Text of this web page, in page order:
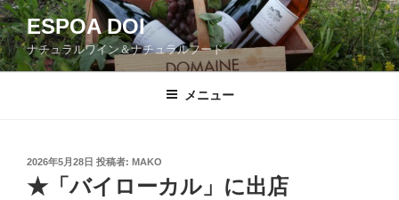
コ
ン
テ
ン
ESPOA DOI
ナチュラルワイン＆ナチュラルフード
メニュー
投
日:
2026年5月28日 投稿者: MAKO
★「バイローカル」に出店